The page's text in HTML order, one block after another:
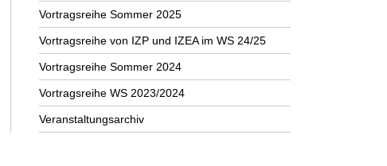
Vortragsreihe Sommer 2025
Vortragsreihe von IZP und IZEA im WS 24/25
Vortragsreihe Sommer 2024
Vortragsreihe WS 2023/2024
Veranstaltungsarchiv